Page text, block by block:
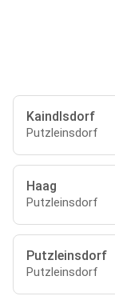
Kaindlsdorf
Putzleinsdorf
Haag
Putzleinsdorf
Putzleinsdorf
Putzleinsdorf